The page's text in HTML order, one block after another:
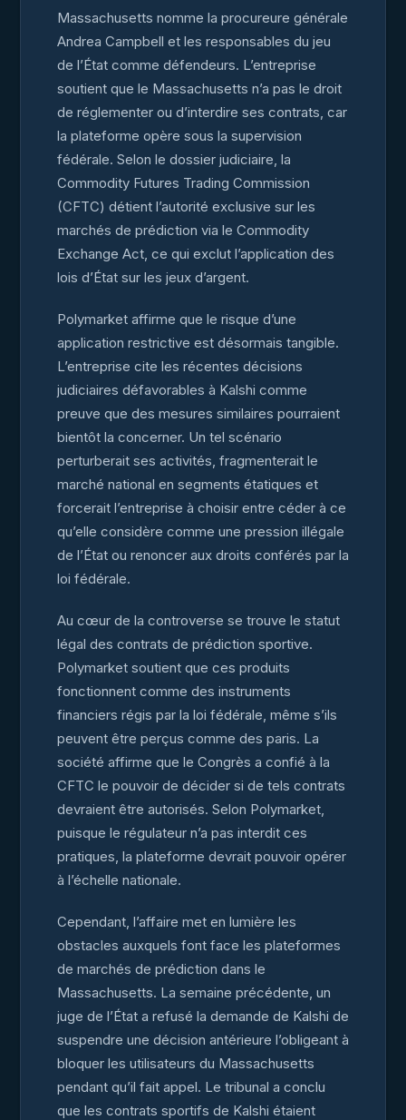
Massachusetts nomme la procureure générale
Andrea Campbell et les responsables du jeu
de l’État comme défendeurs. L’entreprise
soutient que le Massachusetts n’a pas le droit
de réglementer ou d’interdire ses contrats, car
la plateforme opère sous la supervision
fédérale. Selon le dossier judiciaire, la
Commodity Futures Trading Commission
(CFTC) détient l’autorité exclusive sur les
marchés de prédiction via le Commodity
Exchange Act, ce qui exclut l’application des
lois d’État sur les jeux d’argent.
Polymarket affirme que le risque d’une
application restrictive est désormais tangible.
L’entreprise cite les récentes décisions
judiciaires défavorables à Kalshi comme
preuve que des mesures similaires pourraient
bientôt la concerner. Un tel scénario
perturberait ses activités, fragmenterait le
marché national en segments étatiques et
forcerait l’entreprise à choisir entre céder à ce
qu’elle considère comme une pression illégale
de l’État ou renoncer aux droits conférés par la
loi fédérale.
Au cœur de la controverse se trouve le statut
légal des contrats de prédiction sportive.
Polymarket soutient que ces produits
fonctionnent comme des instruments
financiers régis par la loi fédérale, même s’ils
peuvent être perçus comme des paris. La
société affirme que le Congrès a confié à la
CFTC le pouvoir de décider si de tels contrats
devraient être autorisés. Selon Polymarket,
puisque le régulateur n’a pas interdit ces
pratiques, la plateforme devrait pouvoir opérer
à l’échelle nationale.
Cependant, l’affaire met en lumière les
obstacles auxquels font face les plateformes
de marchés de prédiction dans le
Massachusetts. La semaine précédente, un
juge de l’État a refusé la demande de Kalshi de
suspendre une décision antérieure l’obligeant à
bloquer les utilisateurs du Massachusetts
pendant qu’il fait appel. Le tribunal a conclu
que les contrats sportifs de Kalshi étaient